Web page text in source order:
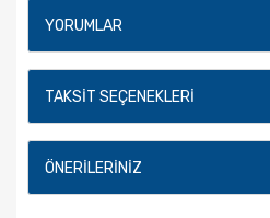
YORUMLAR
TAKSIT SEÇENEKLERI
ÖNERILERINIZ